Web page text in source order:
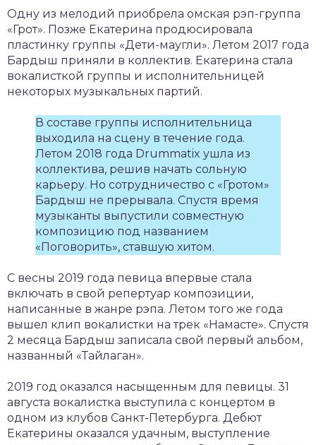
Одну из мелодий приобрела омская рэп-группа
«Грот». Позже Екатерина продюсировала
пластинку группы «Дети-маугли». Летом 2017 года
Бардыш приняли в коллектив. Екатерина стала
вокалисткой группы и исполнительницей
некоторых музыкальных партий.
В составе группы исполнительница
выходила на сцену в течение года.
Летом 2018 года Drummatix ушла из
коллектива, решив начать сольную
карьеру. Но сотрудничество с «Гротом»
Бардыш не прерывала. Спустя время
музыканты выпустили совместную
композицию под названием
«Поговорить», ставшую хитом.
С весны 2019 года певица впервые стала
включать в свой репертуар композиции,
написанные в жанре рэпа. Летом того же года
вышел клип вокалистки на трек «Намасте». Спустя
2 месяца Бардыш записала свой первый альбом,
названный «Тайлаган».
2019 год оказался насыщенным для певицы. 31
августа вокалистка выступила с концертом в
одном из клубов Санкт-Петербурга. Дебют
Екатерины оказался удачным, выступление